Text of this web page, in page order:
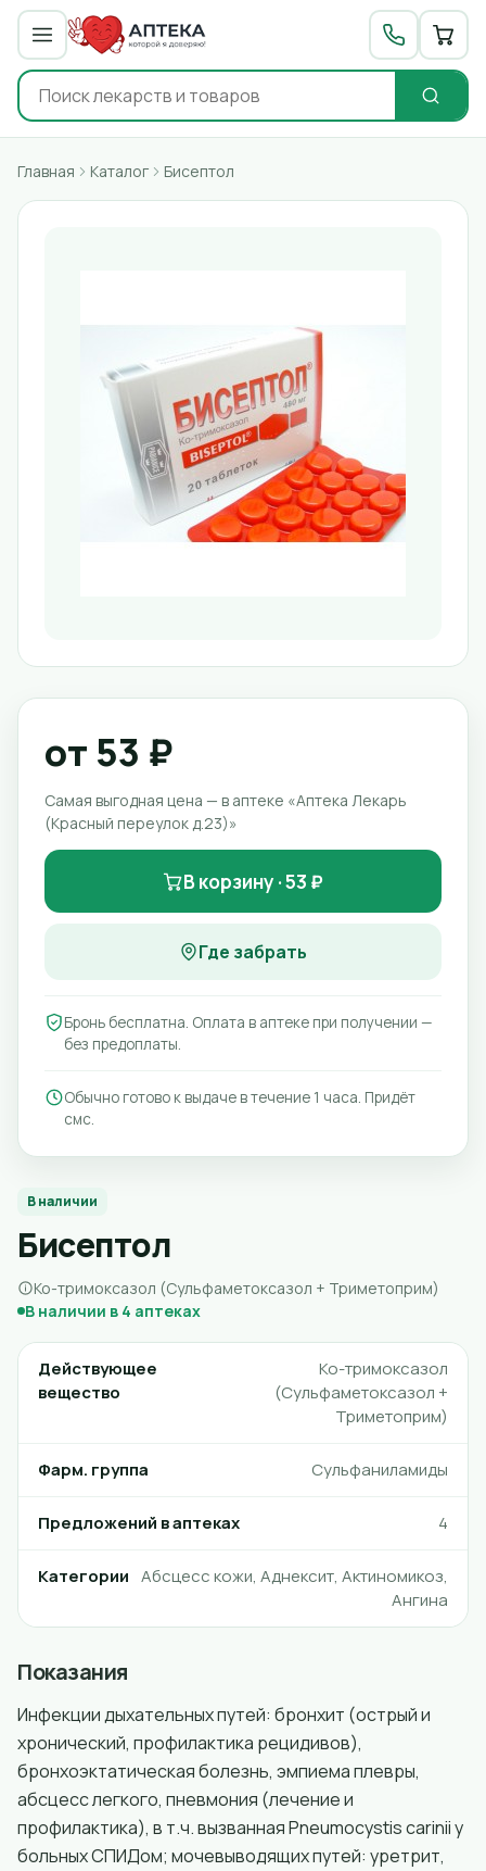
Главная Каталог Бисептол
В наличии
Бисептол
Ко-тримоксазол (Сульфаметоксазол + Триметоприм)
В наличии в 4 аптеках
Действующее
вещество
Ко-тримоксазол
(Сульфаметоксазол +
Триметоприм)
Фарм. группа Сульфаниламиды
Предложений в аптеках 4
Категории Абсцесс кожи, Аднексит, Актиномикоз,
Ангина
Показания
Инфекции дыхательных путей: бронхит (острый и
хронический, профилактика рецидивов),
бронхоэктатическая болезнь, эмпиема плевры,
абсцесс легкого, пневмония (лечение и
профилактика), в т.ч. вызванная Pneumocystis carinii у
больных СПИДом; мочевыводящих путей: уретрит,
от 53 ₽
Самая выгодная цена — в аптеке «Аптека Лекарь
(Красный переулок д.23)»
В корзину · 53 ₽
Где забрать
Бронь бесплатна. Оплата в аптеке при получении —
без предоплаты.
Обычно готово к выдаче в течение 1 часа. Придёт
смс.